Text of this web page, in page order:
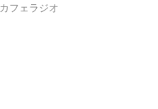
カフェラジオ